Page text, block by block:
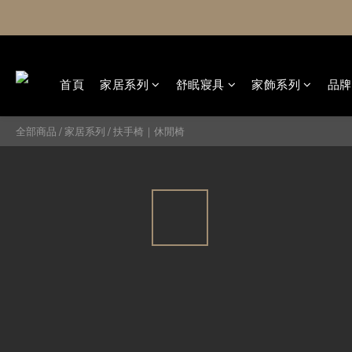
首頁 家居系列 舒眠寢具 家飾系列 品
全部商品 / 家居系列 /扶手椅｜休閒椅